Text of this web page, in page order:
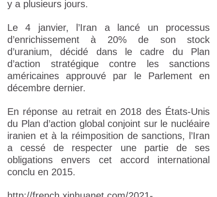
y a plusieurs jours.
Le 4 janvier, l’Iran a lancé un processus
d’enrichissement à 20% de son stock
d’uranium, décidé dans le cadre du Plan
d’action stratégique contre les sanctions
américaines approuvé par le Parlement en
décembre dernier.
En réponse au retrait en 2018 des États-Unis
du Plan d’action global conjoint sur le nucléaire
iranien et à la réimposition de sanctions, l’Iran
a cessé de respecter une partie de ses
obligations envers cet accord international
conclu en 2015.